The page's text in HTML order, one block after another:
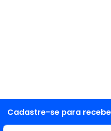
Cadastre-se para